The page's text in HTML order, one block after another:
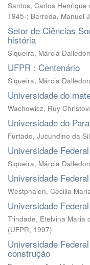
Santos, Carlos Henrique
1945-; Barreda, Manuel
Setor de Ciências
história
Siqueira, Márcia
UFPR : Centenário
Siqueira, Márcia
Universidade do
Wachowicz, Ruy
Universidade do
Furtado, Jucundino da
Universidade
Siqueira, Márcia
Universidade
Westphalen, Cecilia
Universidade
Trindade, Etelvina Maria
(UFPR, 1997)
Universidade
construção